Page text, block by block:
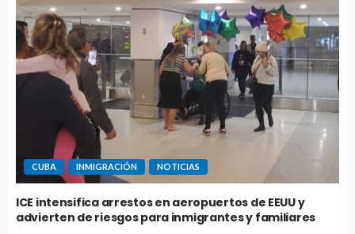
CUBA INMIGRACIÓN NOTICIAS
ICE intensifica arrestos en aeropuertos de EEUU y
advierten de riesgos para inmigrantes y familiares